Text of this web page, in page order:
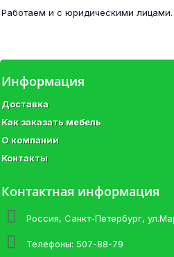
Стол компьютерный
Шкаф-купе ВНТ
Работаем и с юридическими лицами.
Информация
Доставка
Как заказать мебель
О компании
Контакты
Контактная информация
Россия, Санкт-Петербург,
Телефоны: 507-88-79